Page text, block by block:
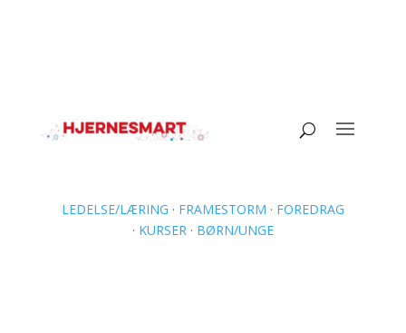
LEDELSE/LÆRING · FRAMESTORM · FOREDRAG
· KURSER· BØRN/UNGE